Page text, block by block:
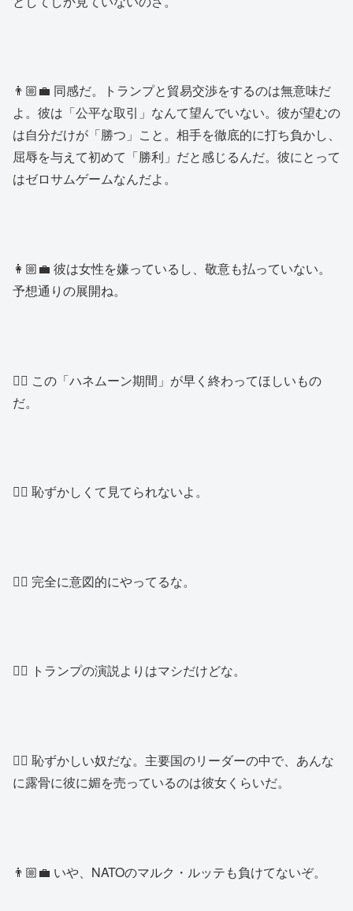
👨🏼‍💼 同感だ。トランプと貿易交渉をするのは無意味だ
よ。彼は「公平な取引」なんて望んでいない。彼が望むの
は自分だけが「勝つ」こと。相手を徹底的に打ち負かし、
屈辱を与えて初めて「勝利」だと感じるんだ。彼にとって
はゼロサムゲームなんだよ。
👩🏼‍💼 彼は女性を嫌っているし、敬意も払っていない。
予想通りの展開ね。
👱‍♂️ この「ハネムーン期間」が早く終わってほしいもの
だ。
👱‍♂️ 恥ずかしくて見てられないよ。
👱‍♂️ 完全に意図的にやってるな。
👱‍♂️ トランプの演説よりはマシだけどな。
👱‍♂️ 恥ずかしい奴だな。主要国のリーダーの中で、あんな
に露骨に彼に媚を売っているのは彼女くらいだ。
👨🏼‍💼 いや、NATOのマルク・ルッテも負けてないぞ。